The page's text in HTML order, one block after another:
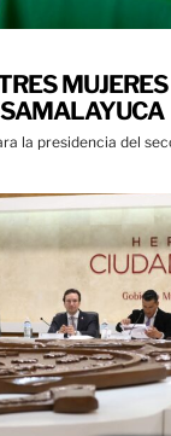
la presidencia del